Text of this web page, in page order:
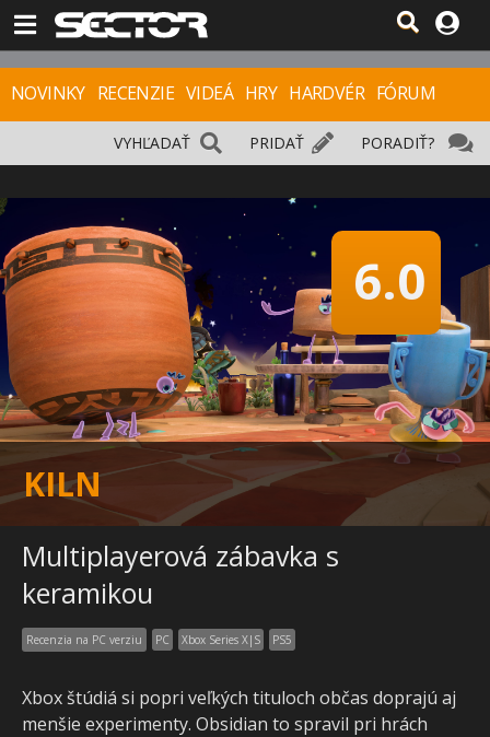
NOVINKY RECENZIE VIDEÁ HRY HARDVÉR FÓRUM
PORADIŤ?
PRIDAŤ
VYHĽADAŤ
KILN
6.0
Multiplayerová zábavka s
keramikou
Recenzia na PC verziu PC Xbox Series X|S PS5
Xbox štúdiá si popri veľkých tituloch občas doprajú aj
menšie experimenty. Obsidian to spravil pri hrách